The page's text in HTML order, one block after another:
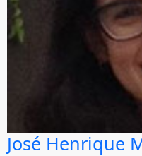
José Henrique